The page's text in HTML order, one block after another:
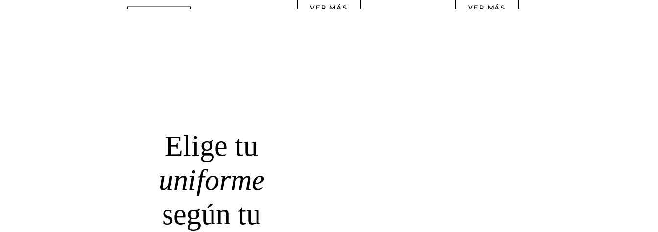
VER MÁS VER MÁS
Elige tu
uniforme
según tu